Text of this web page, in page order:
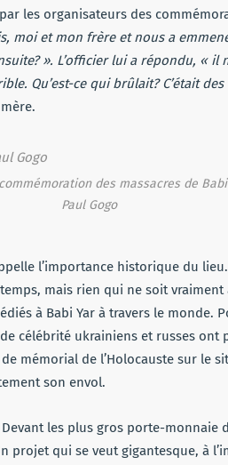
les organisateurs des
moi et mon frère et nous a
». L’officier lui a répondu, « il
Qu’est-ce qui brûlait? C’était des
des massacres de
Paul Gogo
l’importance historique du
mais rien qui ne soit vraiment
à Babi Yar à travers le monde.
célébrité ukrainiens et russes ont
mémorial de l’Holocauste sur le
son envol.
les plus gros porte-monnaie
projet qui se veut gigantesque, à